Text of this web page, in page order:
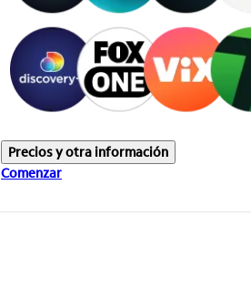
Precios y otra información
Comenzar